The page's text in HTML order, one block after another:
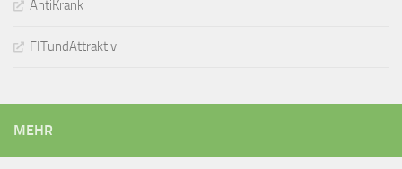
AntiKrank
FITundAttraktiv
MEHR